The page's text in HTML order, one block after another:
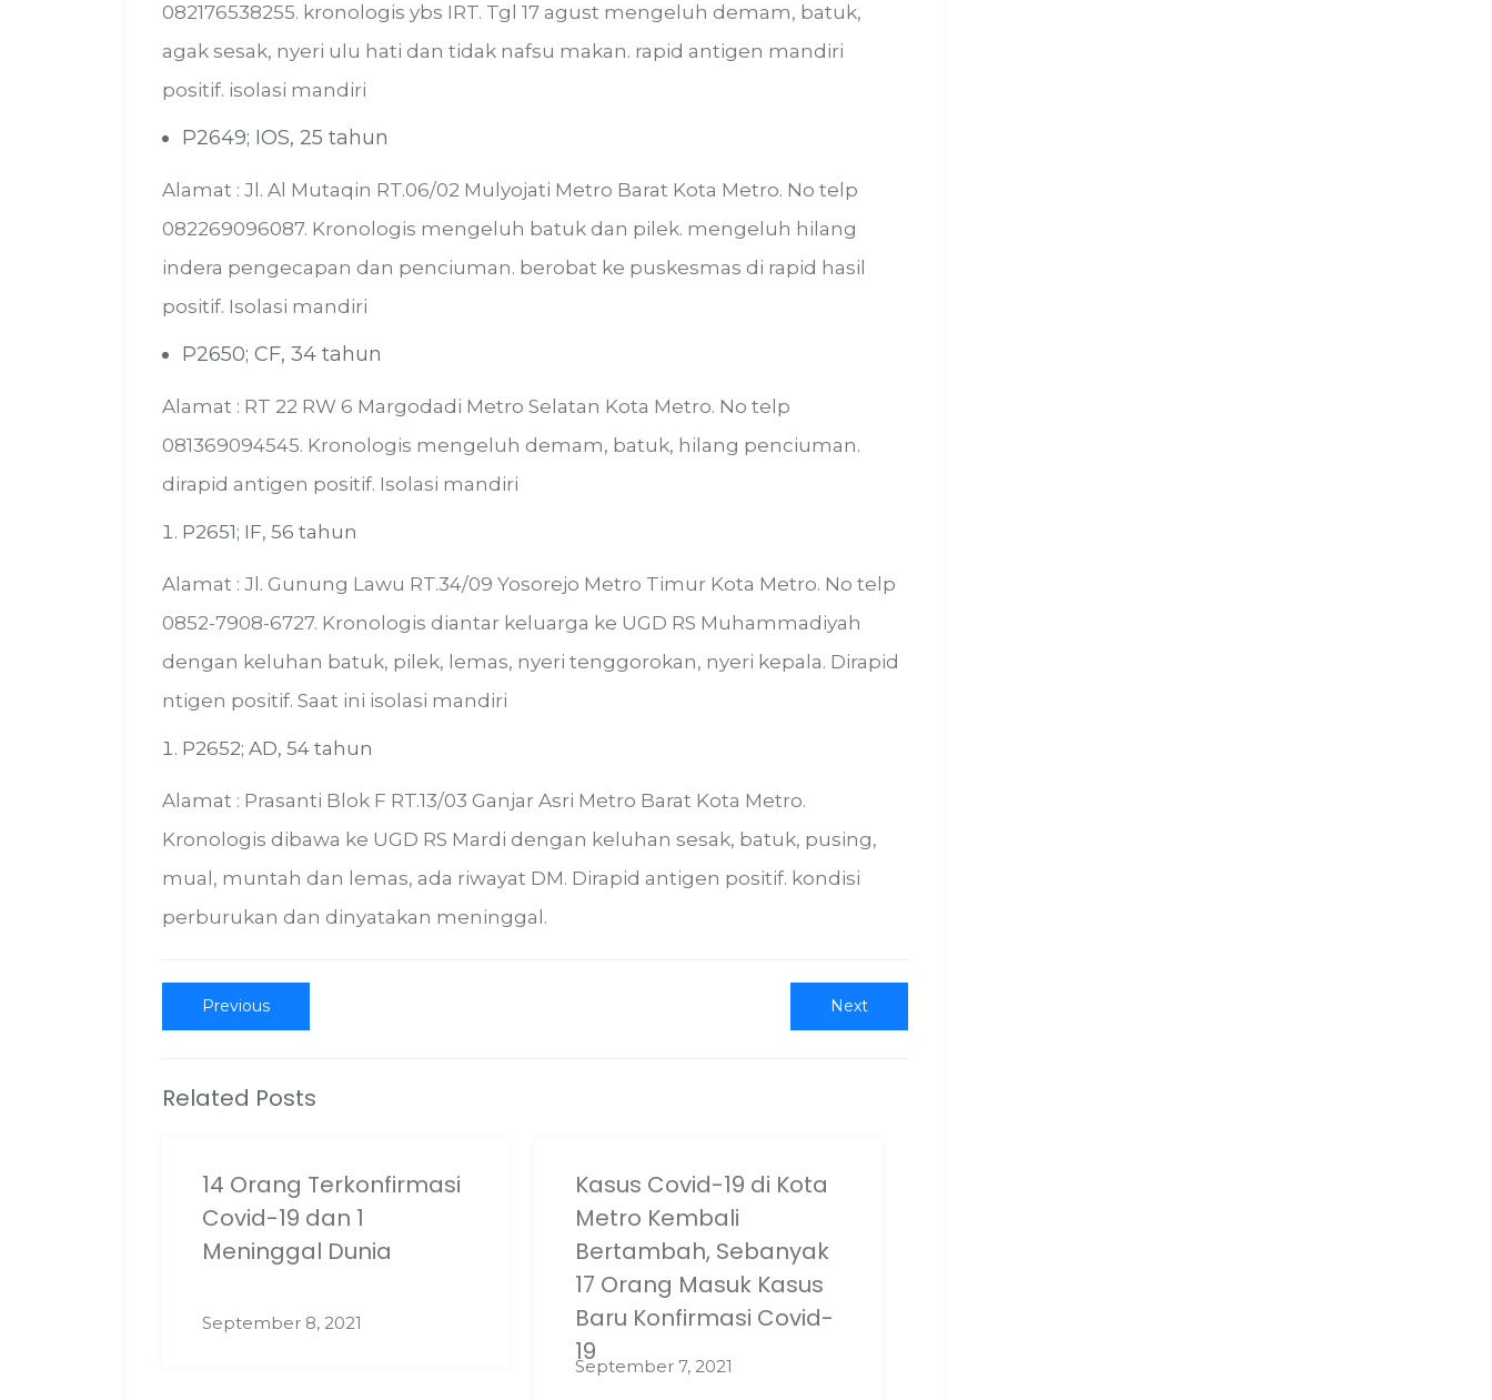
082176538255. kronologis ybs IRT. Tgl 17 agust mengeluh demam, batuk,
agak sesak, nyeri ulu hati dan tidak nafsu makan. rapid antigen mandiri
positif. isolasi mandiri
P2649; IOS, 25 tahun
Alamat : Jl. Al Mutaqin RT.06/02 Mulyojati Metro Barat Kota Metro. No telp
082269096087. Kronologis mengeluh batuk dan pilek. mengeluh hilang
indera pengecapan dan penciuman. berobat ke puskesmas di rapid hasil
positif. Isolasi mandiri
P2650; CF, 34 tahun
Alamat : RT 22 RW 6 Margodadi Metro Selatan Kota Metro. No telp
081369094545. Kronologis mengeluh demam, batuk, hilang penciuman.
dirapid antigen positif. Isolasi mandiri
P2651; IF, 56 tahun
Alamat : Jl. Gunung Lawu RT.34/09 Yosorejo Metro Timur Kota Metro. No telp
0852-7908-6727. Kronologis diantar keluarga ke UGD RS Muhammadiyah
dengan keluhan batuk, pilek, lemas, nyeri tenggorokan, nyeri kepala. Dirapid
ntigen positif. Saat ini isolasi mandiri
P2652; AD, 54 tahun
Alamat : Prasanti Blok F RT.13/03 Ganjar Asri Metro Barat Kota Metro.
Kronologis dibawa ke UGD RS Mardi dengan keluhan sesak, batuk, pusing,
mual, muntah dan lemas, ada riwayat DM. Dirapid antigen positif. kondisi
perburukan dan dinyatakan meninggal.
PostPreviousPrevious
post:
NextNext
post:
Related Posts
14 Orang Terkonfirmasi
Covid-19 dan 1
Meninggal Dunia
September 8, 2021
Kasus Covid-19 di Kota
Metro Kembali
Bertambah, Sebanyak
17 Orang Masuk Kasus
Baru Konfirmasi Covid-
19
September 7, 2021